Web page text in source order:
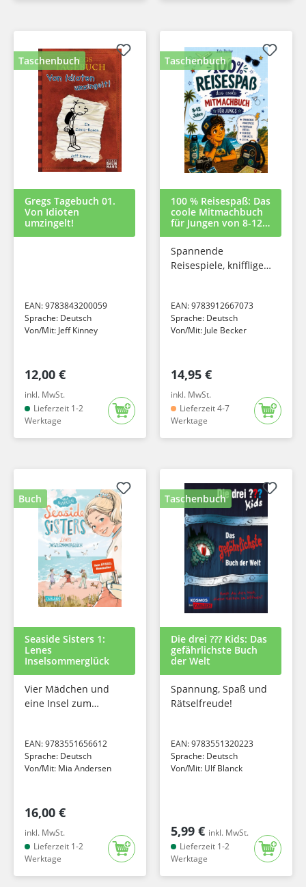
Taschenbuch
Gregs Tagebuch 01.
Von Idioten
umzingelt!
EAN:9783843200059
Sprache: Deutsch
Von/Mit: Jeff Kinney
12,00 €
inkl. MwSt.
Lieferzeit 1-2
Werktage
Taschenbuch
100 % Reisespaß: Das
coole Mitmachbuch
für Jungen von 8-12
Jahren:
Spannende
Reisespiele, knifflige
perfekte
Beschäftigung für
Urlaub, Autofahrt...
EAN:9783912667073
Sprache: Deutsch
Von/Mit: Jule Becker
14,95 €
inkl. MwSt.
Lieferzeit 4-7
Werktage
Buch
Seaside Sisters 1:
Lenes
Inselsommerglück
Vier Mädchen und
eine Insel zum
mit besonderer
Ausstattung
EAN:9783551656612
Sprache: Deutsch
Von/Mit: Mia Andersen
16,00 €
inkl. MwSt.
Lieferzeit 1-2
Werktage
Taschenbuch
Die drei ??? Kids: Das
gefährlichste Buch
der Welt
Spannung, Spaß und
Rätselfreude!
EAN:9783551320223
Sprache: Deutsch
Von/Mit: Ulf Blanck
5,99 € inkl. MwSt.
Lieferzeit 1-2
Werktage